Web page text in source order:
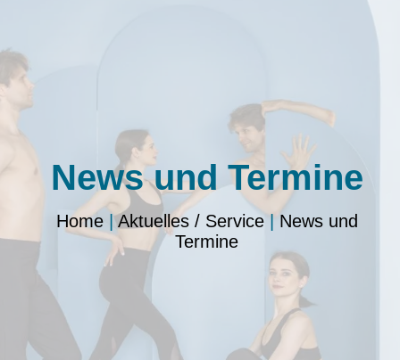
News und Termine
Home|Aktuelles / Service| News und
Termine